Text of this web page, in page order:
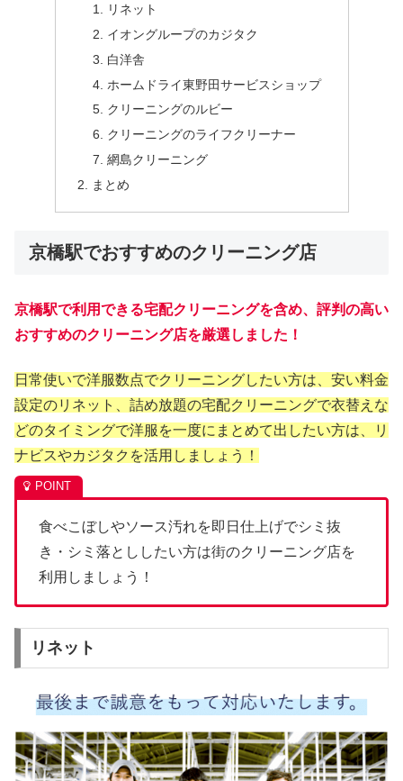
リネット
イオングループのカジタク
白洋舎
ホームドライ東野田サービスショップ
クリーニングのルビー
クリーニングのライフクリーナー
網島クリーニング
まとめ
京橋駅でおすすめのクリーニング店
京橋駅で利用できる宅配クリーニングを含め、評判の高い
おすすめのクリーニング店を厳選しました！
日常使いで洋服数点でクリーニングしたい方は、安い料金
設定のリネット、詰め放題の宅配クリーニングで衣替えな
どのタイミングで洋服を一度にまとめて出したい方は、リ
ナビスやカジタクを活用しましょう！
食べこぼしやソース汚れを即日仕上げでシミ抜
き・シミ落とししたい方は街のクリーニング店を
利用しましょう！
リネット